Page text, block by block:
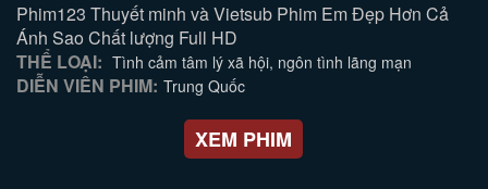
Phim123 Thuyết minh và Vietsub Phim Em Đẹp Hơn Cả
Ánh Sao Chất lượng Full HD
THỂ LOẠI: Tình cảm tâm lý xã hội, ngôn tình lãng mạn
DIỄN VIÊN PHIM: Trung Quốc
XEM PHIM